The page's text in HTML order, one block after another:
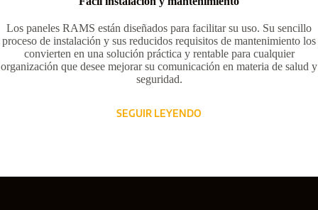
Los paneles RAMS están diseñados para facilitar su uso. Su sencillo
proceso de instalación y sus reducidos requisitos de mantenimiento los
convierten en una solución práctica y rentable para cualquier
organización que desee mejorar su comunicación en materia de salud y
seguridad.
SEGUIR LEYENDO